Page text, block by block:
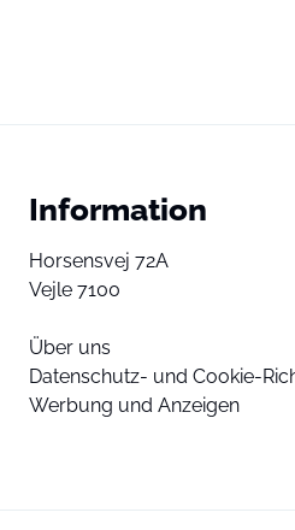
Information
Horsensvej 72A
Vejle 7100
Über uns
Datenschutz- und Cookie-
Werbung und Anzeigen